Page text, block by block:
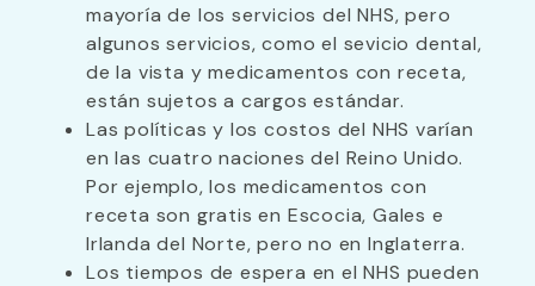
mayoría de los servicios del NHS, pero
algunos servicios, como el sevicio dental,
de la vista y medicamentos con receta,
están sujetos a cargos estándar.
Las políticas y los costos del NHS varían
en las cuatro naciones del Reino Unido.
Por ejemplo, los medicamentos con
receta son gratis en Escocia, Gales e
Irlanda del Norte, pero no en Inglaterra.
Los tiempos de espera en el NHS pueden